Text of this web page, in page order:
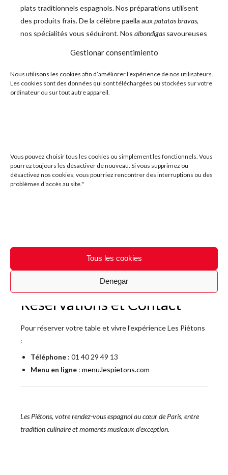
Gestionar consentimiento
Nous utilisons les cookies afin d’améliorer l’expérience de nos utilisateurs.
Les cookies sont des données qui sont téléchargées ou stockées sur votre
ordinateur ou sur tout autre appareil.
Vous pouvez choisir tous les cookies ou simplement les fonctionnels. Vous
pourrez toujours les désactiver de nouveau. Si vous supprimez ou
désactivez nos cookies, vous pourriez rencontrer des interruptions ou des
problèmes d’accès au site."
Tous les cookies
Denegar
plats traditionnels espagnols. Nos préparations utilisent
des produits frais. De la célèbre paella auxpatatas bravas,
nos spécialités vous séduiront. Nos albondigas savoureuses
l’Espagne.
Soirées Musicales : L’Art de
Du mercredi au samedi à partir de 20h, nous organisons
des soirées spéciales. Nos chanteurs en direct
vous
transportent dans l’ambiance festive de l’Espagne. Ces
page d’accueil. Elle est mise à jour régulièrement. Vous y
Réservations et Contact
Pour réserver votre table et vivre l’expérience Les Piétons
:
Téléphone : 01 40 29 49 13
Menu en ligne : menu.lespietons.com
Les Piétons, votre rendez-vous espagnol au cœur de Paris, entre
tradition culinaire et moments musicaux d’exception.